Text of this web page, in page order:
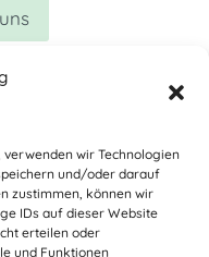
verwenden wir Technologien
und/oder darauf
zustimmen, können wir
IDs auf dieser Website
erteilen oder
und Funktionen
Instagram
Telefon